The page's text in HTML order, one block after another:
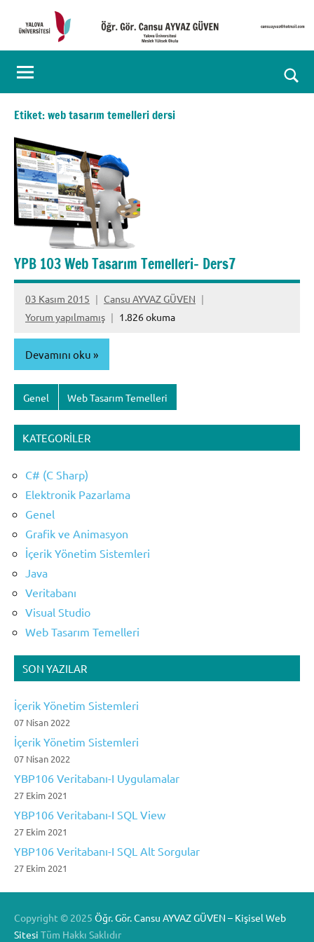
Öğr.
Gör.
Cansu
AYVAZ
GÜVEN
Web
Sayfası
Etiket:web tasarım temelleri dersi
YPB 103 Web Tasarım Temelleri- Ders7
03 Kasım 2015
Cansu AYVAZ GÜVEN
Yorum yapılmamış
1.826 okuma
Devamını oku
Genel Web Tasarım Temelleri
KATEGORILER
C# (C Sharp)
Elektronik Pazarlama
Genel
Grafik ve Animasyon
İçerik Yönetim Sistemleri
Java
Veritabanı
Visual Studio
Web Tasarım Temelleri
SON YAZILAR
İçerik Yönetim Sistemleri
07 Nisan 2022
İçerik Yönetim Sistemleri
07 Nisan 2022
YBP106 Veritabanı-I Uygulamalar
27 Ekim 2021
YBP106 Veritabanı-I SQL View
27 Ekim 2021
YBP106 Veritabanı-I SQL Alt Sorgular
27 Ekim 2021
Copyright © 2025 Öğr. Gör. Cansu AYVAZ GÜVEN – Kişisel Web
Sitesi Tüm Hakkı Saklıdır